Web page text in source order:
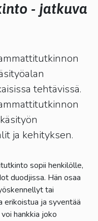
- jatkuva
tehtävissä.
ja kehityksen.
sopii henkilölle,
duodjissa. Hän osaa
tai
erikoistua ja syventää
hankkia joko